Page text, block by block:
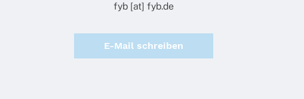
fyb [at] fyb.de
E-Mail schreiben